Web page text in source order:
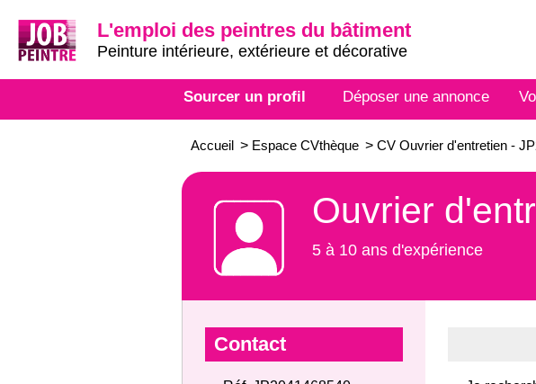
L'emploi des peintres du bâtiment
Peinture intérieure, extérieure et décorative
Sourcer un profil Déposer une annonce
Accueil > Espace CVthèque > CV Ouvrier d'entretien -
Ouvrier
5 à 10 ans d'expérience
Contact